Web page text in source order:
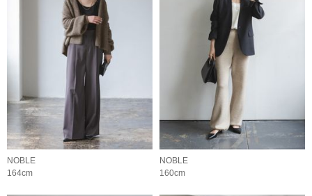
NOBLE
164cm
NOBLE
160cm